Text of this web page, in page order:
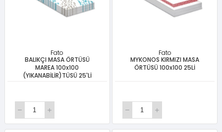
Fato
BALIKÇI MASA ÖRTÜSÜ
MAREA 100x100
(YIKANABİLİR)TÜSÜ 25'Lİ
Fato
MYKONOS KIRMIZI MASA
ÖRTÜSÜ 100x100 25Lİ